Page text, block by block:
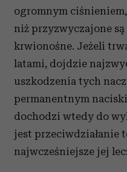
ogromnym
niż przyzwyczajone
krwionośne. Jeżeli
latami, dojdzie
uszkodzenia tych
permanentnym
dochodzi wtedy do
jest przeciwdziałanie
najwcześniejsze jej